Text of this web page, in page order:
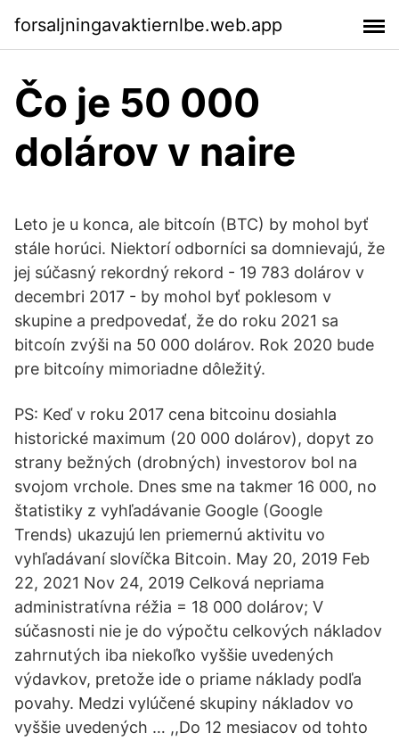
forsaljningavaktiernlbe.web.app
Čo je 50 000
dolárov v naire
Leto je u konca, ale bitcoín (BTC) by mohol byť
stále horúci. Niektorí odborníci sa domnievajú, že
jej súčasný rekordný rekord - 19 783 dolárov v
decembri 2017 - by mohol byť poklesom v
skupine a predpovedať, že do roku 2021 sa
bitcoín zvýši na 50 000 dolárov. Rok 2020 bude
pre bitcoíny mimoriadne dôležitý.
PS: Keď v roku 2017 cena bitcoinu dosiahla
historické maximum (20 000 dolárov), dopyt zo
strany bežných (drobných) investorov bol na
svojom vrchole. Dnes sme na takmer 16 000, no
štatistiky z vyhľadávanie Google (Google
Trends) ukazujú len priemernú aktivitu vo
vyhľadávaní slovíčka Bitcoin. May 20, 2019 Feb
22, 2021 Nov 24, 2019 Celková nepriama
administratívna réžia = 18 000 dolárov; V
súčasnosti nie je do výpočtu celkových nákladov
zahrnutých iba niekoľko vyššie uvedených
výdavkov, pretože ide o priame náklady podľa
povahy. Medzi vylúčené skupiny nákladov vo
vyššie uvedených … ,,Do 12 mesiacov od tohto